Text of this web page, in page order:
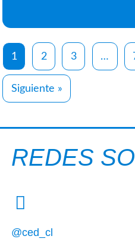
1 2 3 …
Siguiente »
REDES
@ced_cl